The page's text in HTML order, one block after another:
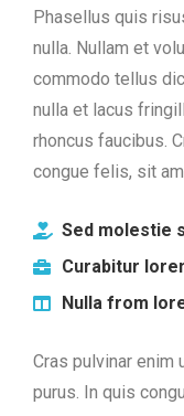
Phasellus quis
nulla. Nullam et
commodo tellus
nulla et lacus
rhoncus faucibus.
congue felis, sit
Sed molestie
Curabitur
Nulla from
Cras pulvinar enim
purus. In quis